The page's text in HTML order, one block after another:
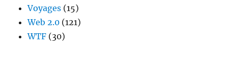
Voyages (15)
Web 2.0 (121)
WTF (30)